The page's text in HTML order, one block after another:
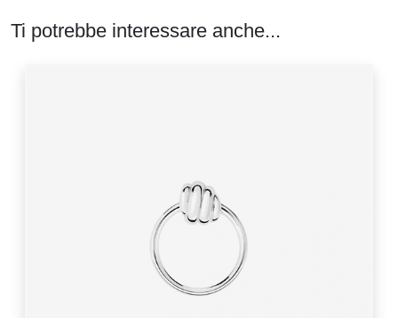
Ti potrebbe interessare anche...